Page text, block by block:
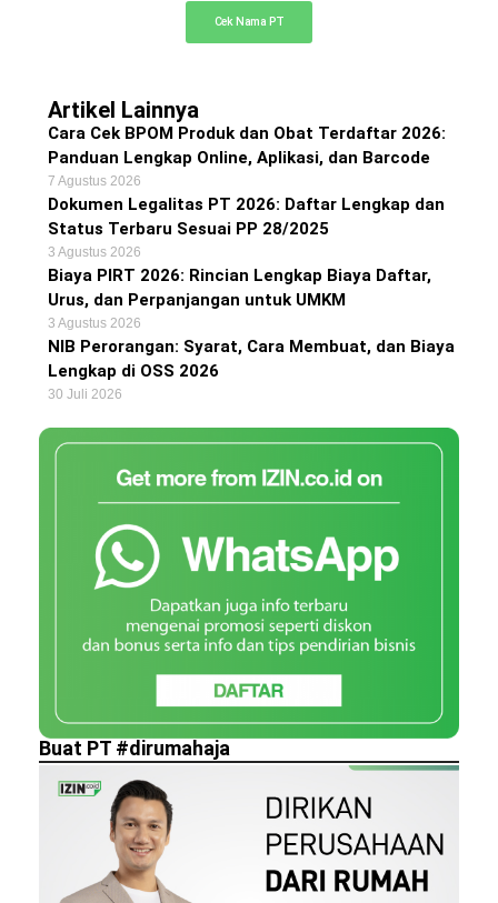
Cek Nama PT
Artikel Lainnya
Cara Cek BPOM Produk dan Obat Terdaftar 2026:
Panduan Lengkap Online, Aplikasi, dan Barcode
7 Agustus 2026
Dokumen Legalitas PT 2026: Daftar Lengkap dan
Status Terbaru Sesuai PP 28/2025
3 Agustus 2026
Biaya PIRT 2026: Rincian Lengkap Biaya Daftar,
Urus, dan Perpanjangan untuk UMKM
3 Agustus 2026
NIB Perorangan: Syarat, Cara Membuat, dan Biaya
Lengkap di OSS 2026
30 Juli 2026
Buat PT #dirumahaja